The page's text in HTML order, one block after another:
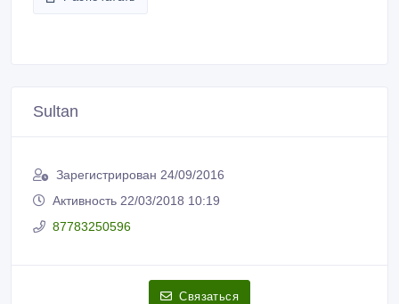
Sultan
Зарегистрирован 24/09/2016
Активность 22/03/2018 10:19
87783250596
Связаться